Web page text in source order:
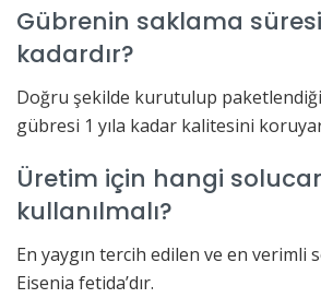
Gübrenin saklama
kadardır?
Doğru şekilde kurutulup
gübresi 1 yıla kadar kalitesini
Üretim için hangi
kullanılmalı?
En yaygın tercih edilen ve en verimli
Eisenia fetida’dır.